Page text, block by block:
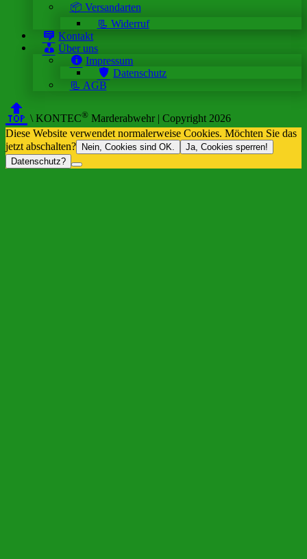
📦 Versandarten
📃 Widerruf
Kontakt
Über uns
Impressum
Datenschutz
📃 AGB
🔝 \ KONTEC® Marderabwehr | Copyright 2026
Diese Website verwendet normalerweise Cookies. Möchten Sie das
jetzt abschalten?
Nein, Cookies sind OK.
Ja, Cookies sperren!
Datenschutz?